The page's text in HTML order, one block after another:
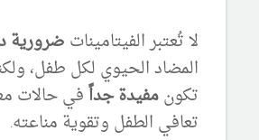
لا تُعتبر الفيتاميناتضرورية
المضاد الحيوي لكل طفل،
تكونمفيدة جداًفي حالات
تعافي الطفل وتقوية مناعته.